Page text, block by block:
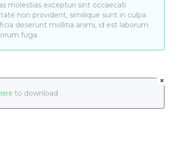
molestias excepturi sint occaecati
non provident, similique sunt in culpa
deserunt mollitia animi, id est laborum
fuga.
to download